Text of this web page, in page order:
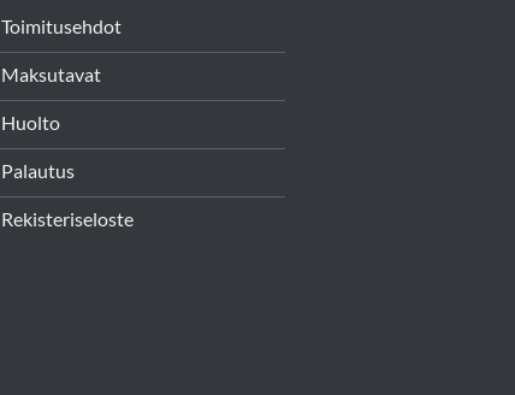
Toimitusehdot
Maksutavat
Huolto
Palautus
Rekisteriseloste